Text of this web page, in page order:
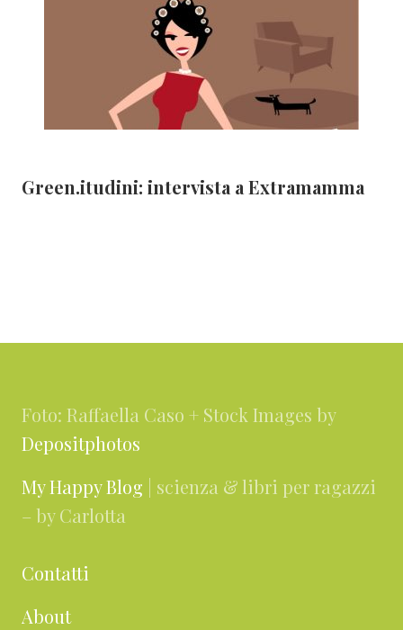
Green.itudini: intervista a Extramamma
Foto: Raffaella Caso + Stock Images by
Depositphotos
My Happy Blog | scienza & libri per ragazzi
– by Carlotta
Contatti
About